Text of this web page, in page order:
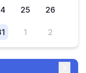
25 26
1 2